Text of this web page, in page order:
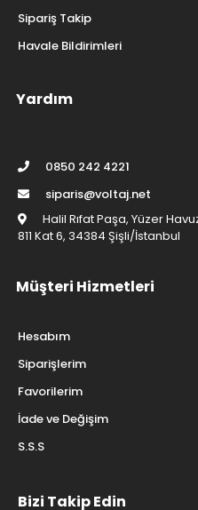
Sipariş Takip
Havale Bildirimleri
Yardım
0850 242 4221
siparis@voltaj.net
Halil Rıfat Paşa, Yüzer
811 Kat 6, 34384 Şişli/İstanbul
Müşteri Hizmetleri
Hesabım
Siparişlerim
Favorilerim
İade ve Değişim
S.S.S
Bizi Takip Edin